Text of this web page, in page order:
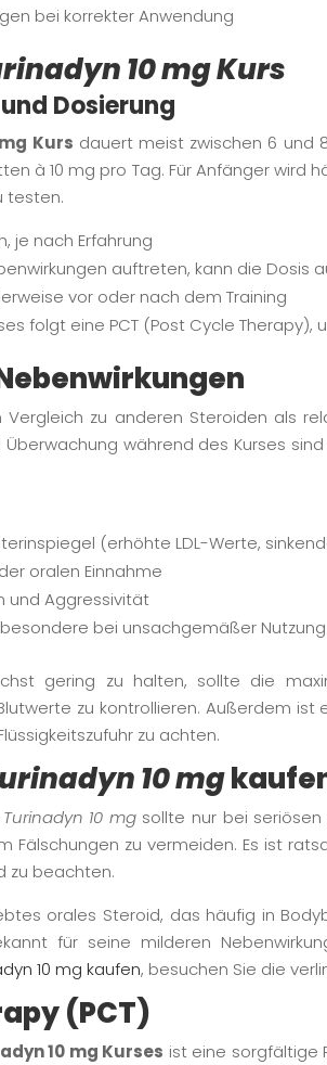
bei korrekter Anwendung
10 mg Kurs
Dosierung
Kurs dauert meist zwischen 6 und
à 10 mg pro Tag. Für Anfänger
testen.
je nach Erfahrung
auftreten, kann die Dosis
vor oder nach dem Training
folgt eine PCT (Post Cycle
Vergleich zu anderen Steroiden als
während des Kurses
(erhöhte LDL-Werte,
oralen Einnahme
und Aggressivität
bei unsachgemäßer Nutzung
gering zu halten, sollte die
zu kontrollieren. Außerdem
zu achten.
10 mg
Turinadyn 10 mgsollte nur bei seriösen
Fälschungen zu vermeiden. Es ist
zu beachten.
orales Steroid, das häufig in
für seine milderen
10 mg kaufen, besuchen Sie die
(PCT)
10 mg Kurses ist eine sorgfältige